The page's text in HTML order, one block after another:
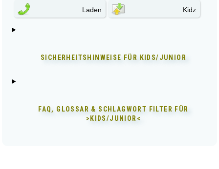
Laden Kidz
SICHERHEITSHINWEISE FÜR KIDS/JUNIOR
FAQ, GLOSSAR & SCHLAGWORT FILTER FÜR
>KIDS/JUNIOR<